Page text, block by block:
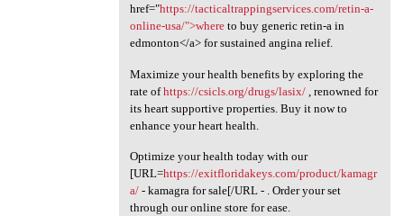
href="https://tacticaltrappingservices.com/retin-a-
online-usa/">whereto buy generic retin-a in
edmonton</a> for sustained angina relief.
Maximize your health benefits by exploring the
rate ofhttps://csicls.org/drugs/lasix/, renowned for
its heart supportive properties. Buy it now to
enhance your heart health.
Optimize your health today with our
[URL=https://exitfloridakeys.com/product/kamagr
a/- kamagra for sale[/URL - . Order your set
through our online store for ease.